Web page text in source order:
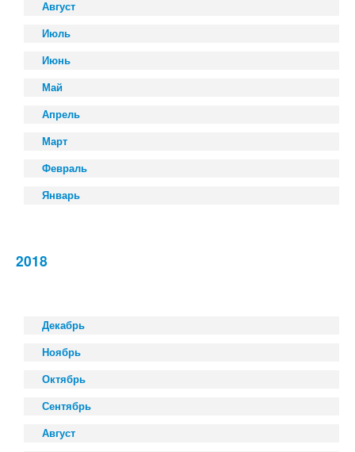
Август
Июль
Июнь
Май
Апрель
Март
Февраль
Январь
2018
Декабрь
Ноябрь
Октябрь
Сентябрь
Август